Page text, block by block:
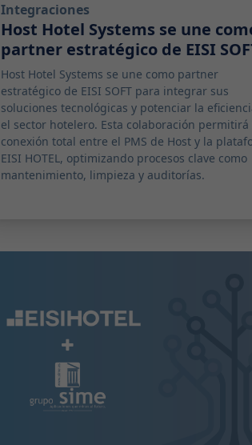
Integraciones
Host Hotel Systems se une
partner estratégico de EISI
Host Hotel Systems se une como partner
estratégico de EISI SOFT para integrar sus
soluciones tecnológicas y potenciar la
el sector hotelero. Esta colaboración permitirá
conexión total entre el PMS de Host y la
EISI HOTEL, optimizando procesos clave como
mantenimiento, limpieza y auditorías.